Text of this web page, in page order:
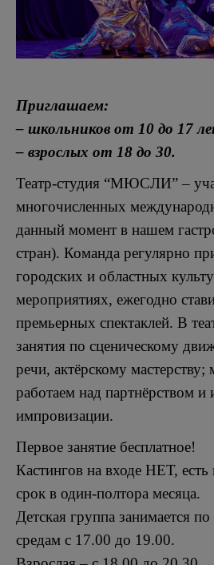
Приглашаем:
– школьников от 10 до 17
– взрослых от 18 до 30.
Театр-студия “МЮСЛИ” –
многочисленных
данный момент в нашем
стран). Команда регулярно
городских и областных
мероприятиях, ежегодно
премьерных спектаклей. В
занятия по сценическому
речи, актёрскому
работаем над партнёрством и
импровизации.
Первое занятие бесплатное!
Кастингов на входе НЕТ,
срок в один-полтора месяца.
Детская группа занимается
средам с 17.00 до 19.00.